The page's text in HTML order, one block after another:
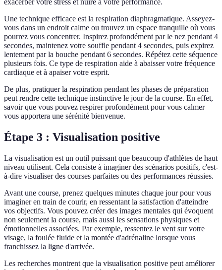
exacerber votre stress et nuire à votre performance.
Une technique efficace est la respiration diaphragmatique. Asseyez-
vous dans un endroit calme ou trouvez un espace tranquille où vous
pourrez vous concentrer. Inspirez profondément par le nez pendant 4
secondes, maintenez votre souffle pendant 4 secondes, puis expirez
lentement par la bouche pendant 6 secondes. Répétez cette séquence
plusieurs fois. Ce type de respiration aide à abaisser votre fréquence
cardiaque et à apaiser votre esprit.
De plus, pratiquer la respiration pendant les phases de préparation
peut rendre cette technique instinctive le jour de la course. En effet,
savoir que vous pouvez respirer profondément pour vous calmer
vous apportera une sérénité bienvenue.
Étape 3 : Visualisation positive
La visualisation est un outil puissant que beaucoup d'athlètes de haut
niveau utilisent. Cela consiste à imaginer des scénarios positifs, c'est-
à-dire visualiser des courses parfaites ou des performances réussies.
Avant une course, prenez quelques minutes chaque jour pour vous
imaginer en train de courir, en ressentant la satisfaction d'atteindre
vos objectifs. Vous pouvez créer des images mentales qui évoquent
non seulement la course, mais aussi les sensations physiques et
émotionnelles associées. Par exemple, ressentez le vent sur votre
visage, la foulée fluide et la montée d'adrénaline lorsque vous
franchissez la ligne d'arrivée.
Les recherches montrent que la visualisation positive peut améliorer